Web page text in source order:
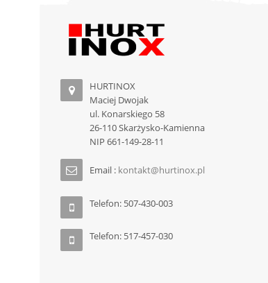
HURTINOX
Maciej Dwojak
ul. Konarskiego 58
26-110 Skarżysko-Kamienna
NIP 661-149-28-11
Email : kontakt@hurtinox.pl
Telefon: 507-430-003
Telefon: 517-457-030